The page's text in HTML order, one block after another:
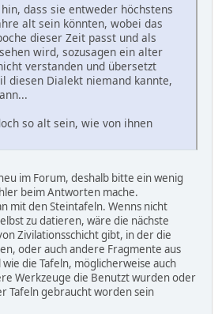
dass sie entweder höchstens
alt sein könnten, wobei das
dieser Zeit passt und als
wird, sozusagen ein alter
verstanden und übersetzt
diesen Dialekt niemand kannte,
so alt sein, wie von ihnen
im Forum, deshalb bitte ein wenig
beim Antworten mache.
mit den Steintafeln. Wenns nicht
zu datieren, wäre die nächste
Zivilationsschicht gibt, in der die
oder auch andere Fragmente aus
die Tafeln, möglicherweise auch
Werkzeuge die Benutzt wurden oder
Tafeln gebraucht worden sein